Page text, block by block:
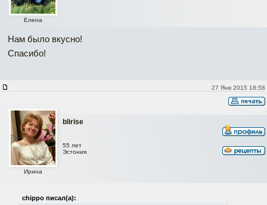
Елена
Нам было вкусно!
Спасибо!
27 Янв 2015 18:58
blirise
Ирина
55 лет
Эстония
chippo писал(а):